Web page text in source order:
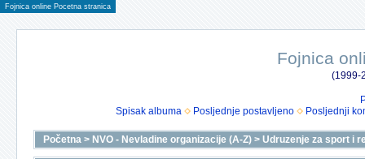
Fojnica online Pocetna stranica
Fojnica
(1999-
Spisak albuma
Posljednje postavljeno Posljednji
Početna > NVO - Nevladine organizacije (A-Z) > Udruzenje za sport i